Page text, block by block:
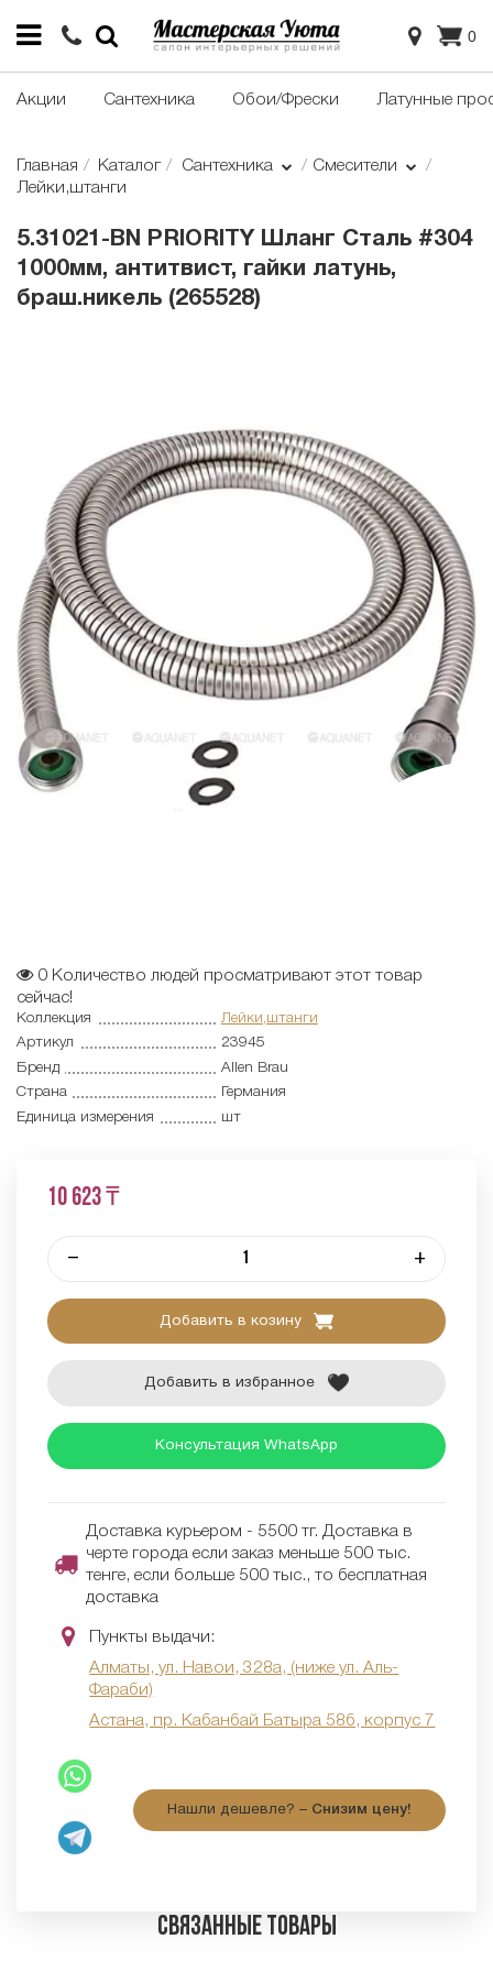
0
Акции Сантехника Обои/Фрески Латунные
Главная Каталог Сантехника
Смесители
Лейки,штанги
5.31021-BN PRIORITY Шланг Сталь #304
1000мм, антитвист, гайки латунь,
браш.никель (265528)
0 Количество людей просматривают этот товар
сейчас!
Коллекция
Лейки,штанги
Артикул
23945
Бренд
Allen Brau
Страна
Германия
Единица измерения
шт
10 623 ₸
– +
Добавить в козину
Добавить в избранное
Консультация WhatsApp
Доставка курьером - 5500 тг. Доставка в
черте города если заказ меньше 500 тыс.
тенге, если больше 500 тыс., то бесплатная
доставка
Пункты выдачи:
Алматы, ул. Навои, 328а, (ниже ул. Аль-
Фараби)
Астана, пр. Кабанбай Батыра 58б, корпус 7
Нашли дешевле? – Снизим цену!
Связанные товары